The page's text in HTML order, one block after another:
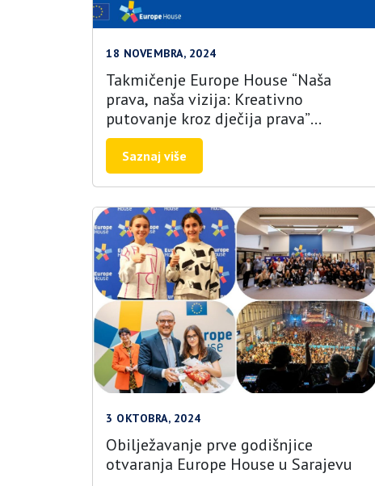
18 NOVEMBRA, 2024
Takmičenje Europe House “Naša
prava, naša vizija: Kreativno
putovanje kroz dječija prava”
završeno je!
Saznaj više
3 OKTOBRA, 2024
Obilježavanje prve godišnjice
otvaranja Europe House u Sarajevu